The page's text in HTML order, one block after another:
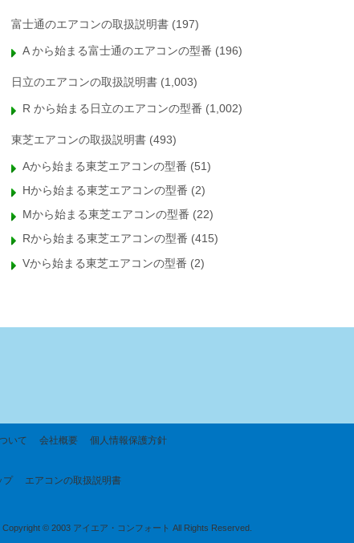
富士通のエアコンの取扱説明書 (197)
A から始まる富士通のエアコンの型番 (196)
日立のエアコンの取扱説明書 (1,003)
R から始まる日立のエアコンの型番 (1,002)
東芝エアコンの取扱説明書 (493)
Aから始まる東芝エアコンの型番 (51)
Hから始まる東芝エアコンの型番 (2)
Mから始まる東芝エアコンの型番 (22)
Rから始まる東芝エアコンの型番 (415)
Vから始まる東芝エアコンの型番 (2)
いて 会社概要 個人情報保護方針
プ エアコンの取扱説明書
Copyright © 2003 アイエア・コンフォート All Rights Reserved.